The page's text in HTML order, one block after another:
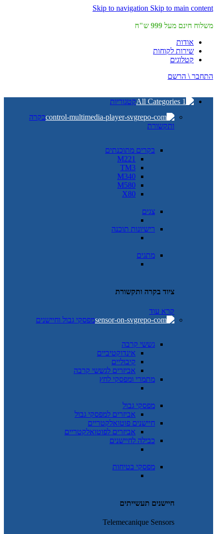
Skip to navigation Skip to main content
משלוח חינם מעל 999 ש"ח
אודות
שירות לקוחות
קטלוגים
התחבר \ הרשם
קטגוריות
בקרה
ותקשורת
בקרים מתוכנתים
M221
TM3
M340
M580
X80
צגים
רישיונות תוכנה
מתגים
ציוד בקרה ותקשורת
קרא עוד
מפסקי גבול וחיישנים
גששי קרבה
אינדוקטיביים
קיבוליים
אביזרים לגששי קרבה
מתמרי ומפסקי לחץ
מפסקי גבול
אביזרים למפסקי גבול
חיישנים פוטואלקטריים
אביזרים לפוטואלקטריים
כבילה לחיישנים
מפסקי בטיחות
חיישנים תעשייתים
Telemecanique Sensors